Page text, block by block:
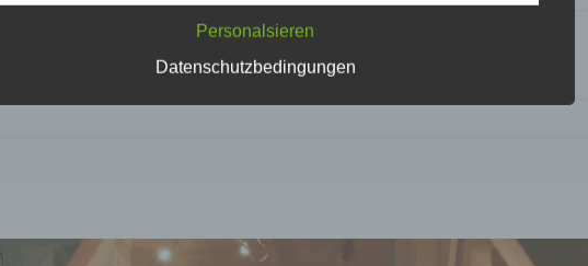
b) betroffene Person
Personalsieren
Datenschutzbedingungen